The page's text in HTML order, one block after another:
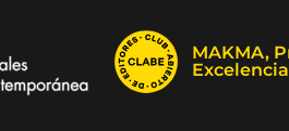
MAKMA,